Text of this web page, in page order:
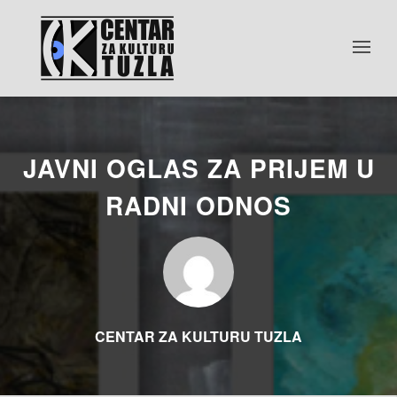
JAVNI OGLAS ZA PRIJEM U
RADNI ODNOS
CENTAR ZA KULTURU TUZLA